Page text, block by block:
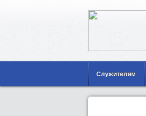
Служителям